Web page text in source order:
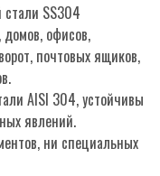
SS304
офисов,
почтовых ящиков,
AISI 304, устойчивы
явлений.
ни специальных